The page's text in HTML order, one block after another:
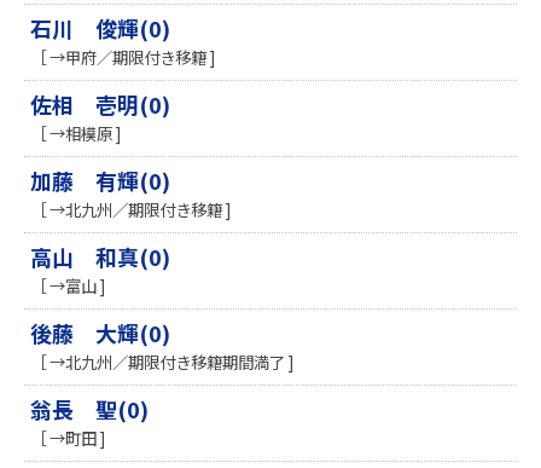
石川 俊輝(0)
［ →甲府／期限付き移籍 ]
佐相 壱明(0)
［ →相模原 ]
加藤 有輝(0)
［ →北九州／期限付き移籍 ]
高山 和真(0)
［ →富山 ]
後藤 大輝(0)
［ →北九州／期限付き移籍期間満了 ]
翁長 聖(0)
［ →町田 ]